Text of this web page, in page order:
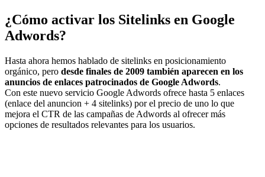
¿Cómo activar los Sitelinks en Google
Adwords?
Hasta ahora hemos hablado de sitelinks en posicionamiento
orgánico, pero desde finales de 2009 también aparecen en los
anuncios de enlaces patrocinados de Google Adwords.
Con este nuevo servicio Google Adwords ofrece hasta 5 enlaces
(enlace del anuncion + 4 sitelinks) por el precio de uno lo que
mejora el CTR de las campañas de Adwords al ofrecer más
opciones de resultados relevantes para los usuarios.